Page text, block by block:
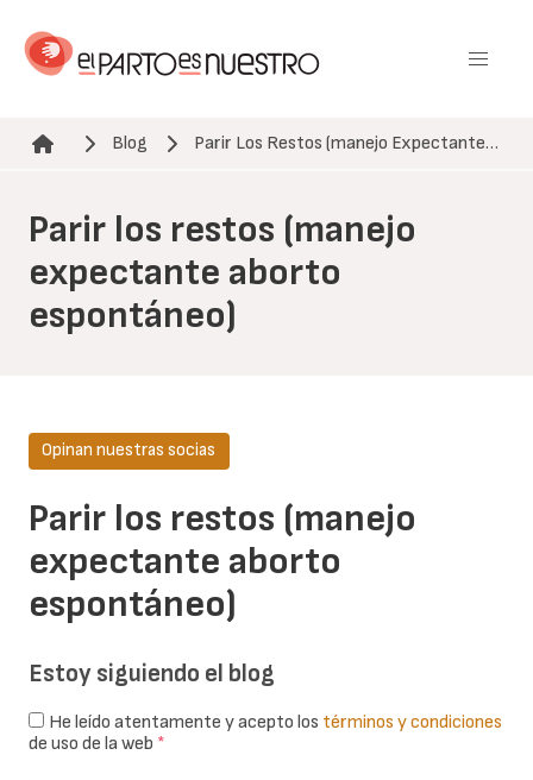
contenido
Ruta de navegación
Blog Parir Los Restos (manejo Expectante…
Parir los restos (manejo
expectante aborto
espontáneo)
Parir los restos (manejo
expectante aborto
espontáneo)
Opinan nuestras socias
Estoy siguiendo el blog
He leído atentamente y acepto los términos y condiciones
de uso de la web *